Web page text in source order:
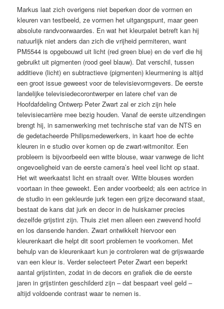
Markus laat zich overigens niet beperken door de vormen en
kleuren van testbeeld, ze vormen het uitgangspunt, maar geen
absolute randvoorwaardes. En wat het kleurpalet betreft kan hij
natuurlijk niet anders dan zich die vrijheid permiteren, want
PM5544 is opgebouwd uit licht (red green blue) en de verf die hij
gebruikt uit pigmenten (rood geel blauw). Dat verschil, tussen
additieve (licht) en subtractieve (pigmenten) kleurmening is altijd
een groot issue geweest voor de televisievormgevers. De eerste
landelijke televisiedecorontwerper en latere chef van de
Hoofdafdeling Ontwerp Peter Zwart zal er zich zijn hele
televisiecarrière mee bezig houden. Vanaf de eerste uitzendingen
brengt hij, in samenwerking met technische staf van de NTS en
de gedetacheerde Philipsmedewerkers, in kaart hoe de echte
kleuren in e studio over komen op de zwart-witmonitor. Een
probleem is bijvoorbeeld een witte blouse, waar vanwege de licht
ongevoeligheid van de eerste camera’s heel veel licht op staat.
Het wit weerkaatst licht en straalt over. Witte blouses worden
voortaan in thee geweekt. Een ander voorbeeld; als een actrice in
de studio in een gekleurde jurk tegen een grijze decorwand staat,
bestaat de kans dat jurk en decor in de huiskamer precies
dezelfde grijstint zijn. Thuis ziet men alleen een zwevend hoofd
en los dansende handen. Zwart ontwikkelt hiervoor een
kleurenkaart die helpt dit soort problemen te voorkomen. Met
behulp van de kleurenkaart kun je controleren wat de grijswaarde
van een kleur is. Verder selecteert Peter Zwart een beperkt
aantal grijstinten, zodat in de decors en grafiek die de eerste
jaren in grijstinten geschilderd zijn – dat bespaart veel geld –
altijd voldoende contrast waar te nemen is.